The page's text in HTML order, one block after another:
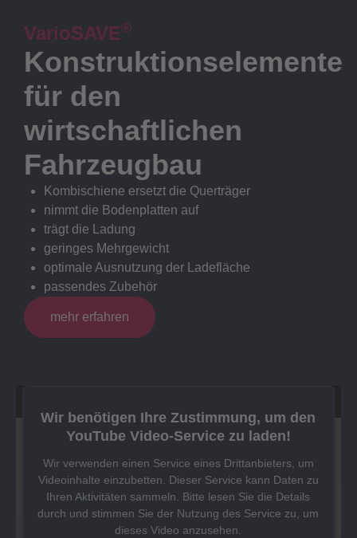
VarioSAVE®
Konstruktionselemente
für den
wirtschaftlichen
Fahrzeugbau
Kombischiene ersetzt die Querträger
nimmt die Bodenplatten auf
trägt die Ladung
geringes Mehrgewicht
optimale Ausnutzung der Ladefläche
passendes Zubehör
mehr erfahren
Wir benötigen Ihre Zustimmung, um den
YouTube Video-Service zu laden!
Wir verwenden einen Service eines Drittanbieters, um
Videoinhalte einzubetten. Dieser Service kann Daten zu
Ihren Aktivitäten sammeln. Bitte lesen Sie die Details
durch und stimmen Sie der Nutzung des Service zu, um
dieses Video anzusehen.